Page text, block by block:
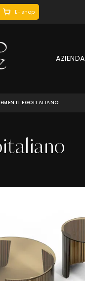
E-shop
AZIENDA
EGOITALIANO